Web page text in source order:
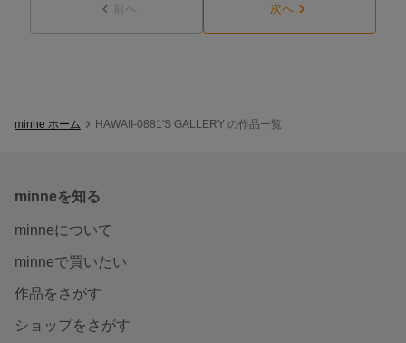
前へ 次へ
minne ホーム HAWAII-0881'S GALLERY の作品一覧
minneを知る
minneについて
minneで買いたい
作品をさがす
ショップをさがす